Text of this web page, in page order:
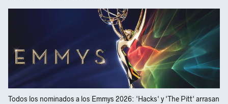
Todos los nominados a los Emmys 2026: 'Hacks' y 'The Pitt' arrasan